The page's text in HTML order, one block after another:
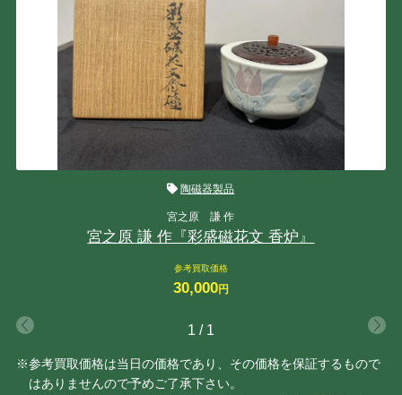
陶磁器製品
宮之原 謙 作
宮之原 謙 作『彩盛磁花文 香炉』
参考買取価格
30,000円
1 / 1
※参考買取価格は当日の価格であり、その価格を保証するもので
はありませんので予めご了承下さい。